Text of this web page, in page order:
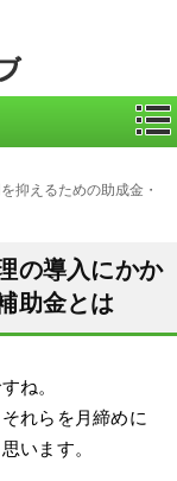
抑えるための助成金・
の導入にかか
助金とは
ね。
れらを月締めに
います。